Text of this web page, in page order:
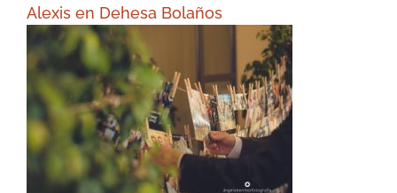
Alexis en Dehesa Bolaños